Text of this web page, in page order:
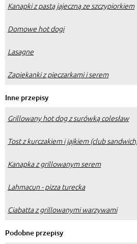
Kanapki z pastą jajeczną ze szczypiorkiem
Domowe hot dogi
Lasagne
Zapiekanki z pieczarkami i serem
Inne przepisy
Grillowany hot dog z surówką colesław
Tost z kurczakiem i jajkiem (club
Kanapka z grillowanym serem
Lahmacun - pizza turecka
Ciabatta z grillowanymi warzywami
Podobne przepisy